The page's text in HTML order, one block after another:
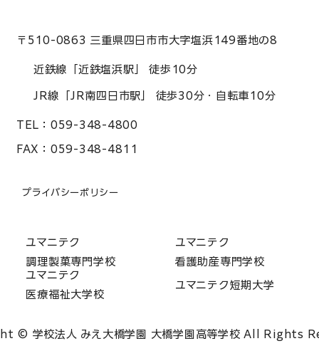
〒510-0863 三重県四日市市大字塩浜149番地の8
近鉄線「近鉄塩浜駅」 徒歩10分
JR線「JR南四日市駅」 徒歩30分・自転車10分
TEL： 059-348-4800
FAX： 059-348-4811
プライバシーポリシー
ユマニテク
調理製菓専門学校
ユマニテク
看護助産専門学校
ユマニテク
医療福祉大学校
ユマニテク短期大学
© 学校法人 みえ大橋学園 大橋学園高等学校 All Rights